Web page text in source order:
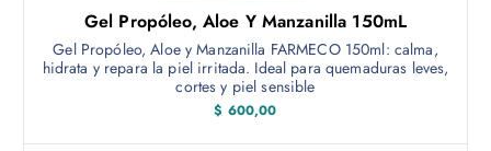
Gel Propóleo, Aloe Y Manzanilla 150mL
Gel Propóleo, Aloe y Manzanilla FARMECO 150ml: calma,
hidrata y repara la piel irritada. Ideal para quemaduras leves,
cortes y piel sensible
$ 600,00